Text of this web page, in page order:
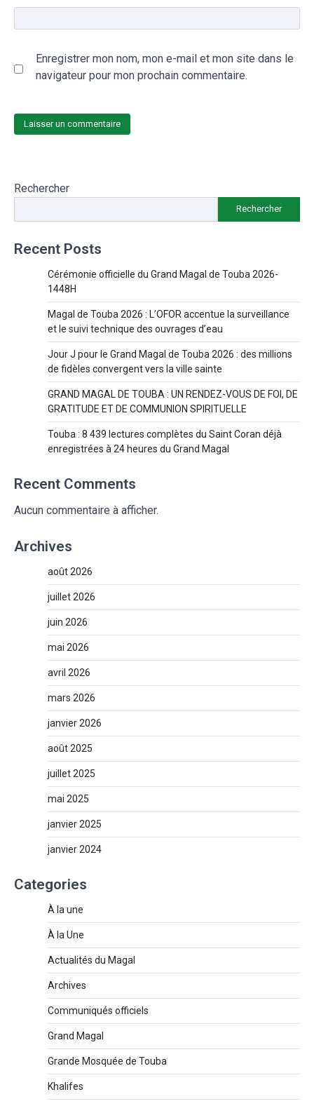
Enregistrer mon nom, mon e-mail et mon site dans le
navigateur pour mon prochain commentaire.
Rechercher
Rechercher
Recent Posts
Cérémonie officielle du Grand Magal de Touba 2026-
1448H
Magal de Touba 2026 : L’OFOR accentue la surveillance
et le suivi technique des ouvrages d’eau
Jour J pour le Grand Magal de Touba 2026 : des millions
de fidèles convergent vers la ville sainte
GRAND MAGAL DE TOUBA : UN RENDEZ-VOUS DE FOI, DE
GRATITUDE ET DE COMMUNION SPIRITUELLE
Touba : 8 439 lectures complètes du Saint Coran déjà
enregistrées à 24 heures du Grand Magal
Recent Comments
Aucun commentaire à afficher.
Archives
août 2026
juillet 2026
juin 2026
mai 2026
avril 2026
mars 2026
janvier 2026
août 2025
juillet 2025
mai 2025
janvier 2025
janvier 2024
Categories
À la une
À la Une
Actualités du Magal
Archives
Communiqués officiels
Grand Magal
Grande Mosquée de Touba
Khalifes